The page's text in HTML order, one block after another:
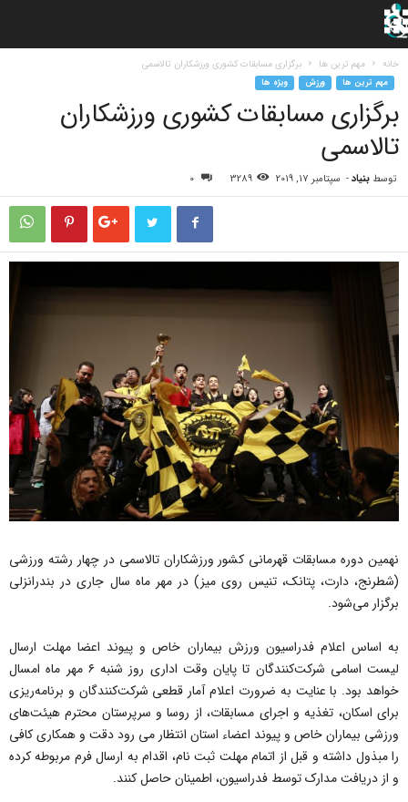
خانه مهم ترین ها برگزاری مسابقات کشوری ورزشکاران تالاسمی
مهم ترین ها ورزش ویژه ها
برگزاری مسابقات کشوری ورزشکاران
تالاسمی
توسط بنیاد- سپتامبر 17, 2019 3289
0
نهمین دوره مسابقات قهرمانی کشور ورزشکاران تالاسمی در چهار رشته ورزشی
(شطرنج، دارت، پتانک، تنیس روی میز) در مهر ماه سال جاری در بندرانزلی
برگزار می‌شود.
به اساس اعلام فدراسیون ورزش بیماران خاص و پیوند اعضا مهلت ارسال
لیست اسامی شرکت‌کنندگان تا پایان وقت اداری روز شنبه ۶ مهر ماه امسال
خواهد بود. با عنایت به ضرورت اعلام آمار قطعی شرکت‌کنندگان و برنامه‌ریزی
برای اسکان، تغذیه و اجرای مسابقات، از روسا و سرپرستان محترم هیئت‌های
ورزشی بیماران خاص و پیوند اعضاء استان انتظار می رود دقت و همکاری کافی
را مبذول داشته و قبل از اتمام مهلت ثبت نام، اقدام به ارسال فرم مربوطه کرده
و از دریافت مدارک توسط فدراسیون، اطمینان حاصل کنند.